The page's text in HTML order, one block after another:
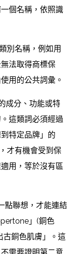
個名稱，依照識
別名稱，例如用
法取得商標保
用的公共詞彙。
成分、功能或特
這類詞必須經過
特定品牌」的
才有機會受到保
用，等於沒有區
點聯想，才能連結
」(銅色
古銅色肌膚」。這